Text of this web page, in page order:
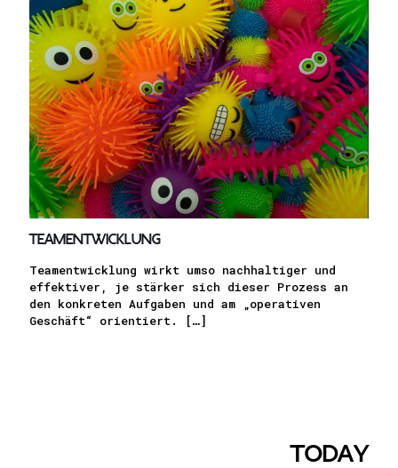
Teament­wicklung
Teamentwicklung wirkt umso nachhaltiger und
effektiver, je stärker sich dieser Prozess an
den konkreten Aufgaben und am „operativen
Geschäft“ orientiert.
[…]
TODAY